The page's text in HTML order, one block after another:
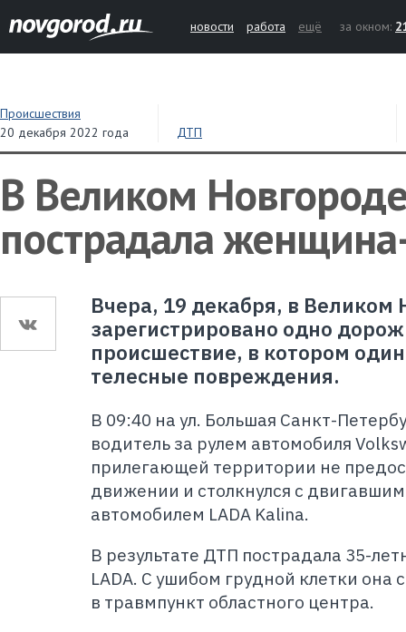
новости работа ещё за окном:
Происшествия
20 декабря 2022 года
ДТП
В Великом
пострадала
Вчера, 19 декабря, в Великом
зарегистрировано одно
происшествие, в котором
телесные повреждения.
В 09:40 на ул. Большая Санкт-
водитель за рулем автомобиля
прилегающей территории не
движении и столкнулся с
автомобилем LADA Kalina.
В результате ДТП пострадала 35-
LADA. С ушибом грудной клетки она
в травмпункт областного центра.